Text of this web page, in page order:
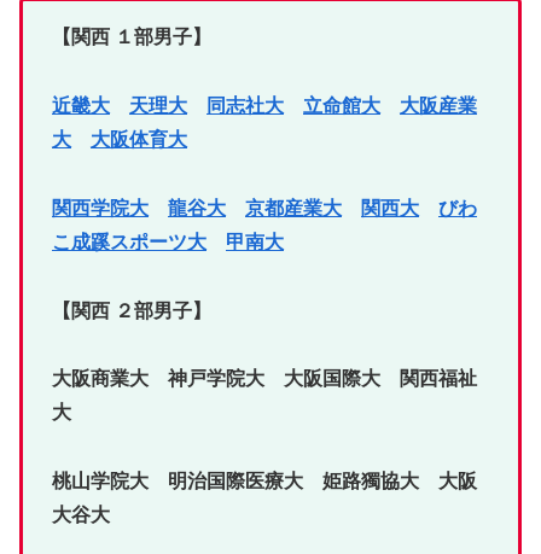
【関西 １部男子】
近畿大 天理大 同志社大 立命館大
大阪産業
大
大阪体育大
関西学院大 龍谷大 京都産業大 関西大
びわ
こ成蹊スポーツ大
甲南大
【関西 ２部男子】
大阪商業大 神戸学院大 大阪国際大 関西福祉
大
桃山学院大 明治国際医療大 姫路獨協大 大阪
大谷大